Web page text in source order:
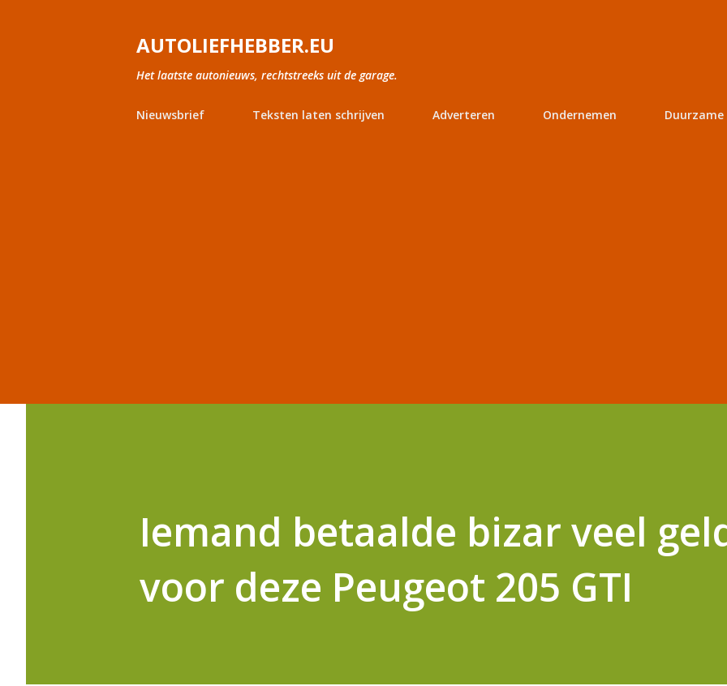
AUTOLIEFHEBBER.EU
Het laatste autonieuws, rechtstreeks uit de garage.
Nieuwsbrief Teksten laten schrijven Adverteren Ondernemen Duurzame
Iemand betaalde bizar veel
voor deze Peugeot 205 GTI